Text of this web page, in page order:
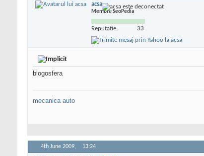
acsa
Membru SeoPedia
Reputatie: 33
blogosfera
mecanica auto
4th June 2009, 13:24